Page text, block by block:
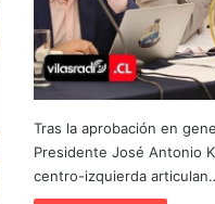
Tras la aprobación en
Presidente José Antonio
centro-izquierda